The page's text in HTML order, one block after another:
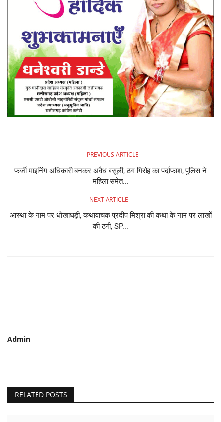
PREVIOUS ARTICLE
फर्जी माइनिंग अधिकारी बनकर अवैध वसूली, ठग गिरोह का पर्दाफाश, पुलिस ने
महिला समेत...
NEXT ARTICLE
आस्था के नाम पर धोखाधड़ी, कथावाचक प्रदीप मिश्रा की कथा के नाम पर लाखों
की ठगी, SP...
Admin
RELATED POSTS